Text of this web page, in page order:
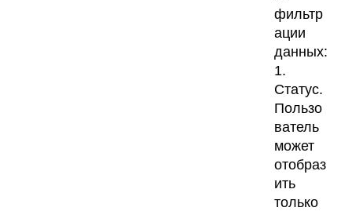
фильтр
ации
данных:
1.
Статус.
Пользо
ватель
может
отобраз
ить
только